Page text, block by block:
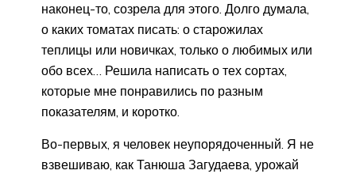
наконец-то, созрела для этого. Долго думала,
о каких томатах писать: о старожилах
теплицы или новичках, только о любимых или
обо всех… Решила написать о тех сортах,
которые мне понравились по разным
показателям, и коротко.
Во-первых, я человек неупорядоченный. Я не
взвешиваю, как Танюша Загудаева, урожай